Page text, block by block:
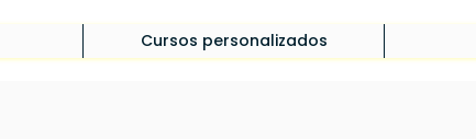
Cursos personalizados